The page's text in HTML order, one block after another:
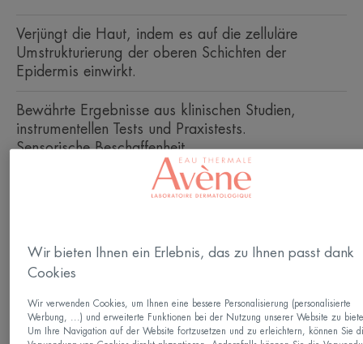
Verjüngt die Haut, indem es auf die zelluläre
Umstrukturierung der oberen Schichten der
Epidermis einwirkt.
Bewährte Ergebnisse aus klinischen Studien,
instrumentellen Tests und Praxistests.
Sensorische Beschaffenheit.
Pumpflasche
Kann verwendet werden für
Erwachsene
Hauttyp
Wir bieten Ihnen ein Erlebnis, das zu Ihnen passt dank
Cookies
Wir verwenden Cookies, um Ihnen eine bessere Personalisierung (personalisierte
Werbung, ...) und erweiterte Funktionen bei der Nutzung unserer Website zu
Um Ihre Navigation auf der Website fortzusetzen und zu erleichtern, können Sie